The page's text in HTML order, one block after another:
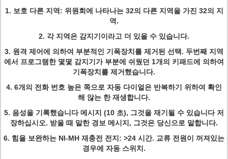
1. 보호 다른 지역: 위원회에 나타나는 32의 다른 지역을 가진 32의 지
역.
2. 각 지역은 감지기이라고 더 있을 수 있습니다.
3. 원격 제어에 의하여 부분적인 기폭장치를 제거된 선택. 두번째 지역
에서 프로그램한 몇몇 감지기가 부분에 쉬웠던 1개의 키패드에 의하여
기폭장치를 제거했습니다.
4. 6개의 전화 번호 높은 쪽으로 자동 다이얼은 반복하기 위하여 확인
해 않는 한 재생합니다.
5. 음성을 기록했습니다 메시지 (10 초), 그것을 재기될 수 있습니다 저
장하십시오. 받을 때 말한 경보 메시지, 그것은 당신으로 말합니다.
6. 힘을 보완하는 NI-MH 재충전 전지: >24 시간. 교류 전원이 꺼져있는
경우에 자동 스위치.